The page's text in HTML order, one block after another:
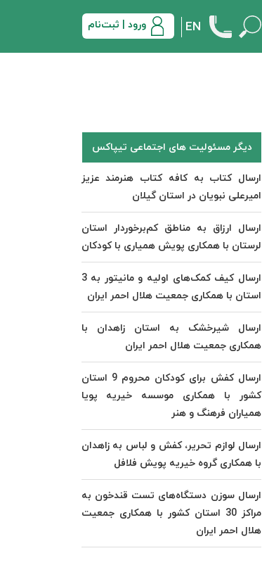
ورود | ثبت‌نام EN
دیگر مسئولیت های اجتماعی تیپاکس
ارسال کتاب به کافه کتاب هنرمند عزیز
امیرعلی نبویان در استان گیلان
ارسال ارزاق به مناطق کم‌برخوردار استان
لرستان با همکاری پویش همیاری با کودکان
ارسال کیف کمک‌های اولیه و مانیتور به 3
استان با همکاری جمعیت هلال احمر ایران
ارسال شیرخشک به استان زاهدان با
همکاری جمعیت هلال احمر ایران
ارسال کفش برای کودکان محروم 9 استان
کشور با همکاری موسسه خیریه پویا
همیاران فرهنگ و هنر
ارسال لوازم تحریر، کفش و لباس به زاهدان
با همکاری گروه خیریه پویش فلافل
ارسال سوزن دستگاه‌های تست قندخون به
مراکز 30 استان کشور با همکاری جمعیت
هلال احمر ایران